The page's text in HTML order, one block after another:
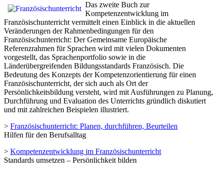
Das zweite Buch zur
Kompetenzentwicklung im
Französischunterricht vermittelt einen Einblick in die aktuellen
Veränderungen der Rahmenbedingungen für den
Französischunterricht: Der Gemeinsame Europäische
Referenzrahmen für Sprachen wird mit vielen Dokumenten
vorgestellt, das Sprachenportfolio sowie in die
Länderübergreifenden Bildungsstandards Französisch. Die
Bedeutung des Konzepts der Kompetenzorientierung für einen
Französischunterricht, der sich auch als Ort der
Persönlichkeitsbildung versteht, wird mit Ausführungen zu Planung,
Durchführung und Evaluation des Unterrichts gründlich diskutiert
und mit zahlreichen Beispielen illustriert.
> Französischunterricht: Planen, durchführen, Beurteilen
Hilfen für den Berufsalltag
> Kompetenzentwicklung im Französischunterricht
Standards umsetzen – Persönlichkeit bilden